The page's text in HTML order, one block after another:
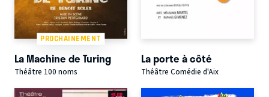
PROCHAINEMENT
La Machine de Turing
Théâtre 100 noms
La porte à côté
Théâtre Comédie d'Aix